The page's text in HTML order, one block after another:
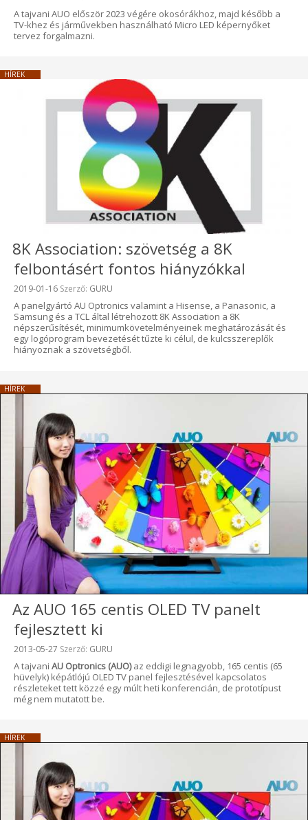
A tajvani AUO először 2023 végére okosórákhoz, majd később a
TV-khez és járművekben használható Micro LED képernyőket
tervez forgalmazni.
HÍREK
8K Association: szövetség a 8K
felbontásért fontos hiányzókkal
Beküldve:
2019-01-16 Szerző: GURU
A panelgyártó AU Optronics valamint a Hisense, a Panasonic, a
Samsung és a TCL által létrehozott 8K Association a 8K
népszerűsítését, minimumkövetelményeinek meghatározását és
egy logóprogram bevezetését tűzte ki célul, de kulcsszereplők
hiányoznak a szövetségből.
HÍREK
Az AUO 165 centis OLED TV panelt
fejlesztett ki
Beküldve:
2013-05-27 Szerző: GURU
A tajvani AU Optronics (AUO)az eddigi legnagyobb, 165 centis (65
hüvelyk) képátlójú OLED TV panel fejlesztésével kapcsolatos
részleteket tett közzé egy múlt heti konferencián, de prototípust
még nem mutatott be.
HÍREK